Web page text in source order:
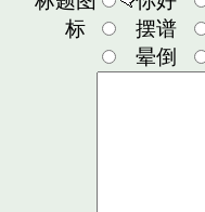
标
摆谱
晕倒